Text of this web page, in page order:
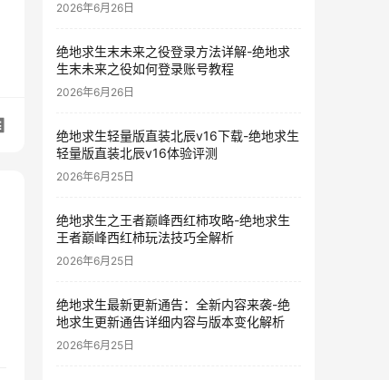
2026年6月26日
绝地求生末未来之役登录方法详解-绝地求
生末未来之役如何登录账号教程
2026年6月26日
绝地求生轻量版直装北辰v16下载-绝地求生
轻量版直装北辰v16体验评测
2026年6月25日
绝地求生之王者巅峰西红柿攻略-绝地求生
王者巅峰西红柿玩法技巧全解析
2026年6月25日
绝地求生最新更新通告：全新内容来袭-绝
地求生更新通告详细内容与版本变化解析
2026年6月25日